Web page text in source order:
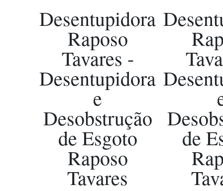
Desentupidora
Raposo
Tavares -
Desentupidora
e
Desobstrução
de Esgoto
Raposo
Tavares
de